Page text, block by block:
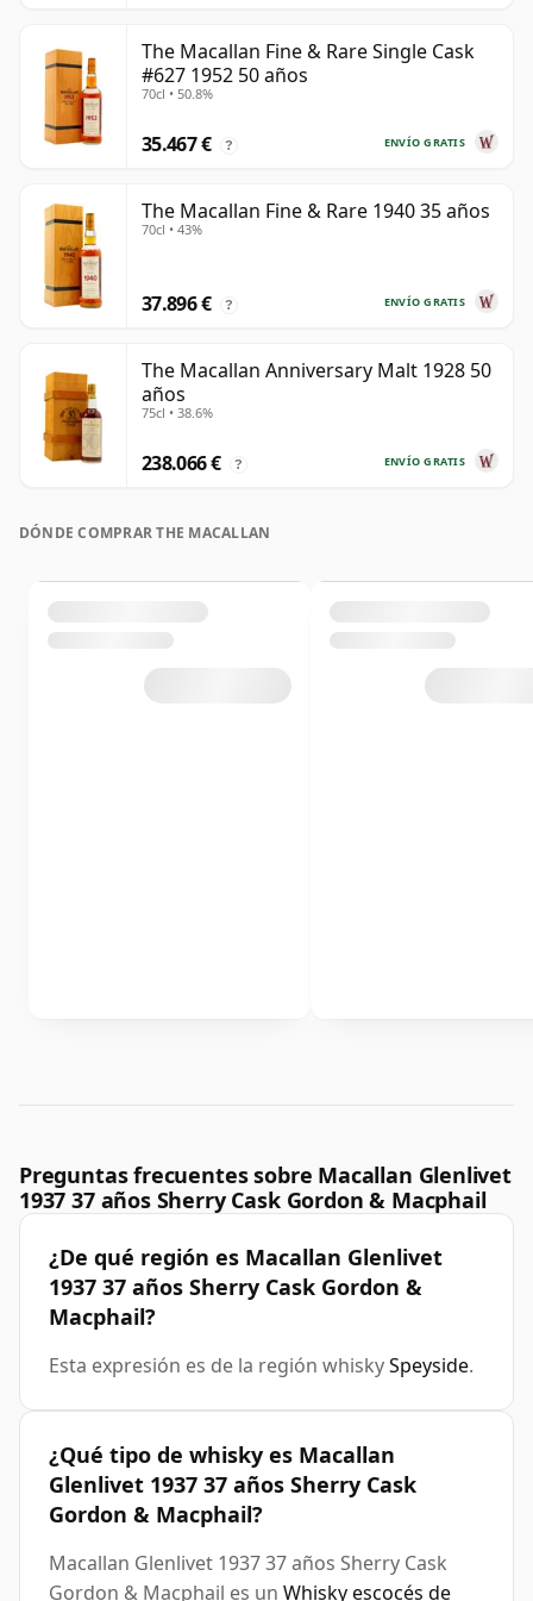
The Macallan Fine & Rare Single Cask
#627 1952 50 años
70cl • 50.8%
ENVÍO GRATIS
35.467 € ?
The Macallan Fine & Rare 1940 35 años
70cl • 43%
ENVÍO GRATIS
37.896 € ?
The Macallan Anniversary Malt 1928 50
años
75cl • 38.6%
ENVÍO GRATIS
238.066 € ?
DÓNDE COMPRAR THE MACALLAN
Preguntas frecuentes sobre Macallan Glenlivet
1937 37 años Sherry Cask Gordon & Macphail
¿De qué región es Macallan Glenlivet
1937 37 años Sherry Cask Gordon &
Macphail?
Esta expresión es de la región whiskySpeyside.
¿Qué tipo de whisky es Macallan
Glenlivet 1937 37 años Sherry Cask
Gordon & Macphail?
Macallan Glenlivet 1937 37 años Sherry Cask
Gordon & Macphail es un Whisky escocés de